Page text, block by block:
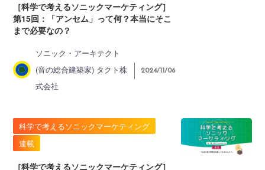
［科学で考えるソニックマーケティング］
第15回：「アンセム」って何？本当にそこ
まで必要なの？
ソニック・アーキテクト
(音の総合建築家) タクト株
式会社
2024/11/06
科学で考えるソニックマーケティング
連載
［科学で考えるソニックマーケティング］